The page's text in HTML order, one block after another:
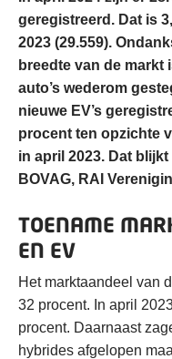
geregistreerd. Dat is
2023 (29.559).
breedte van de
auto’s wederom
nieuwe EV’s
procent ten opzichte
in april 2023. Dat
BOVAG, RAI
TOENAME
EN EV
Het marktaandeel van
32 procent. In april
procent. Daarnaast
hybrides afgelopen